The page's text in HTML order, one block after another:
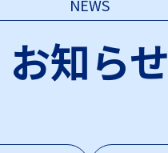
NEWS
お知らせ